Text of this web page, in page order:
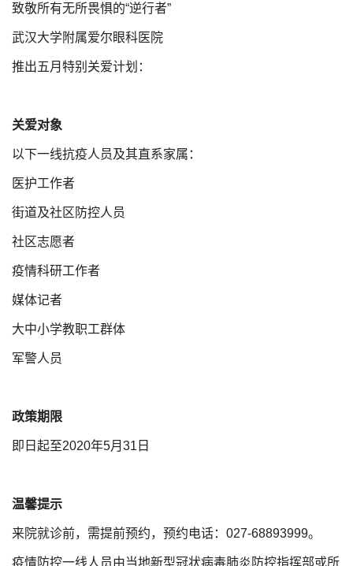
致敬所有无所畏惧的“逆行者”
武汉大学附属爱尔眼科医院
推出五月特别关爱计划：
关爱对象
以下一线抗疫人员及其直系家属：
医护工作者
街道及社区防控人员
社区志愿者
疫情科研工作者
媒体记者
大中小学教职工群体
军警人员
政策期限
即日起至2020年5月31日
温馨提示
来院就诊前，需提前预约，预约电话：027-68893999。
疫情防控一线人员由当地新型冠状病毒肺炎防控指挥部或所